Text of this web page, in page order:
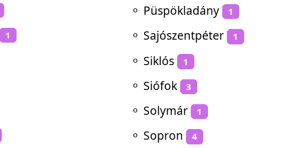
1
⚬ Püspökladány 1
⚬ Sajószentpéter 1
⚬ Siklós 1
⚬ Siófok 3
⚬ Solymár 1
⚬ Sopron 4